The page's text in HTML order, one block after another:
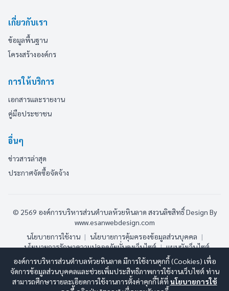
เกี่ยวกับเรา
ข้อมูลพื้นฐาน
โครงสร้างองค์กร
การให้บริการ
เอกสารและรายงาน
คู่มือประชาชน
อื่นๆ
ข่าวสารล่าสุด
ประกาศจัดซื้อจัดจ้าง
© 2569 องค์การบริหารส่วนตำบลห้วยหินลาด สงวนลิขสิทธิ์Design By
www.esanwebdesign.com
นโยบายการใช้งาน | นโยบายการคุ้มครองข้อมูลส่วนบุคคล |
นโยบายการรักษาความปลอดภัยมั่นคงเว็บไซต์ | แผนผังเว็บไซต์
ออนไลน์:1 ทั้งหมด: 62 (ดูสถิติทั้งหมด)
องค์การบริหารส่วนตำบลห้วยหินลาด มีการใช้งานคุกกี้ (Cookies) เพื่อ
จัดการข้อมูลส่วนบุคคลและช่วยเพิ่มประสิทธิภาพการใช้งานเว็บไซต์ ท่าน
สามารถศึกษารายละเอียดการใช้งานการตั้งค่าคุกกี้ได้ที่ นโยบายการใช้